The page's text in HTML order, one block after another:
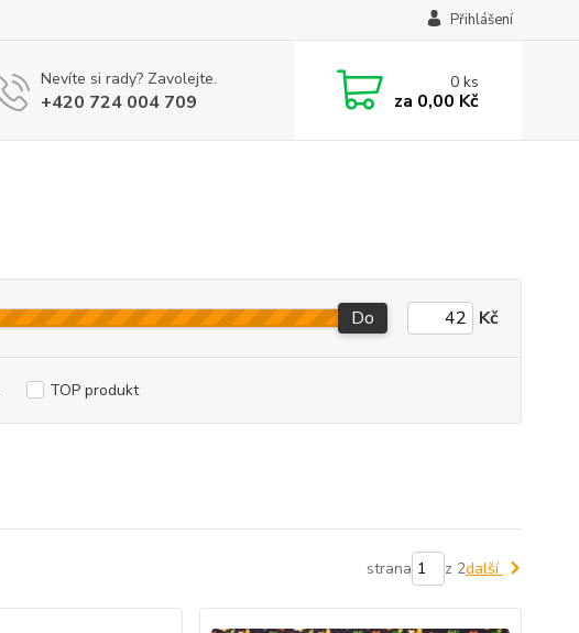
Přihlášení
Nevíte si rady? Zavolejte.
+420 724 004 709
0ks
za 0,00 Kč
Do Kč
TOP produkt
strana z 2další